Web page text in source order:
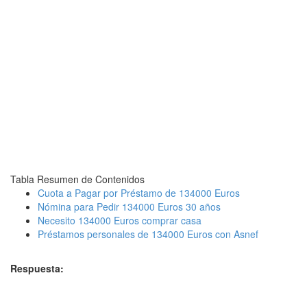
Tabla Resumen de Contenidos
Cuota a Pagar por Préstamo de 134000 Euros
Nómina para Pedir 134000 Euros 30 años
Necesito 134000 Euros comprar casa
Préstamos personales de 134000 Euros con Asnef
Respuesta: